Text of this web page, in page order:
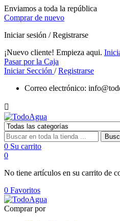
Enviamos a toda la república
Comprar de nuevo
Iniciar sesión / Registrarse
¡Nuevo cliente! Empieza aqui.
Pasar por la Caja
Iniciar Sección /Registrarse
Correo electrónico:

0 Su carrito
0
No tiene artículos en su carrito de
0 Favoritos
Comprar por